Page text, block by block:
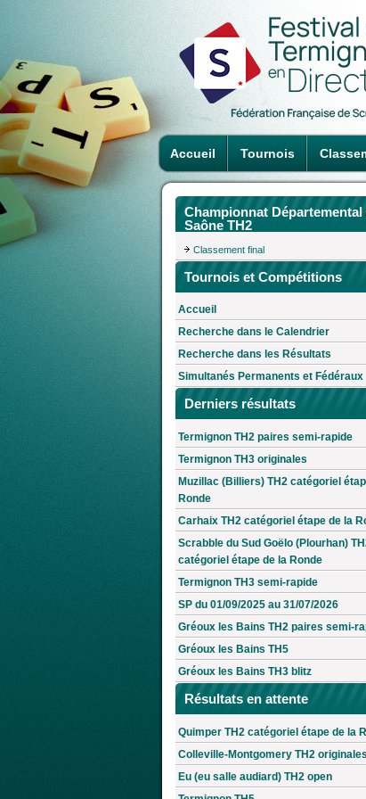
Accueil Tournois
Championnat Départemental
Saône TH2
Classement final
Tournois et Compétitions
Accueil
Recherche dans le Calendrier
Recherche dans les Résultats
Simultanés Permanents et Fédéraux
Derniers résultats
Termignon TH2 paires semi-rapide
Termignon TH3 originales
Muzillac (Billiers) TH2 catégoriel
Ronde
Carhaix TH2 catégoriel étape de la
Scrabble du Sud Goëlo (Plourhan)
catégoriel étape de la Ronde
Termignon TH3 semi-rapide
SP du 01/09/2025 au 31/07/2026
Gréoux les Bains TH2 paires semi-
Gréoux les Bains TH5
Gréoux les Bains TH3 blitz
Résultats en attente
Quimper TH2 catégoriel étape de la
Colleville-Montgomery TH2 originales
Eu (eu salle audiard) TH2 open